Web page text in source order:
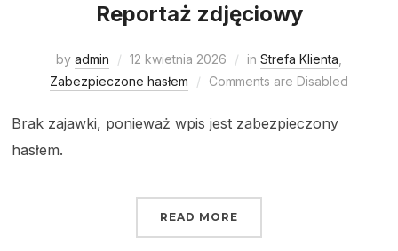
Reportaż zdjęciowy
by admin 12 kwietnia 2026 in Strefa Klienta
Zabezpieczone hasłem
Comments are Disabled
Brak zajawki, ponieważ wpis jest zabezpieczony
hasłem.
READ MORE